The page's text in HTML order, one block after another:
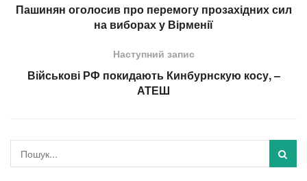
Пашинян оголосив про перемогу прозахідних сил
на виборах у Вірменії
Наступний запис
Військові РФ покидають Кинбурнскую косу, –
АТЕШ